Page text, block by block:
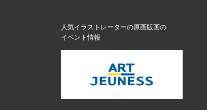
人気イラストレーターの原画版画の
イベント情報